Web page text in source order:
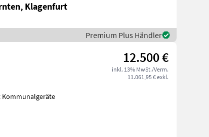
Klagenfurt
Premium Plus Händler
12.500 €
inkl. 13% MwSt./Verm.
11.061,95 € exkl.